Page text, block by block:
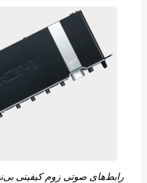
رابط‌های صوتی زوم کیفیتی